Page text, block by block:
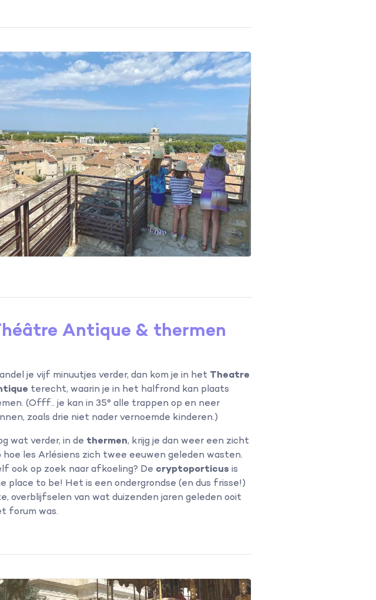
Antique & thermen
je vijf minuutjes verder, dan kom je in het Theatre
terecht, waarin je in het halfrond kan plaats
(Offf.. je kan in 35° alle trappen op en neer
zoals drie niet nader vernoemde kinderen.)
wat verder, in de thermen, krijg je dan weer een zicht
hoe les Arlésiens zich twee eeuwen geleden wasten.
ook op zoek naar afkoeling? De cryptoporticus is
place to be! Het is een ondergrondse (en dus frisse!)
overblijfselen van wat duizenden jaren geleden ooit
forum was.